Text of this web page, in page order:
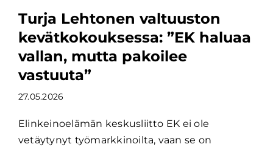
Turja Lehtonen valtuuston
kevätkokouksessa: ”EK haluaa
vallan, mutta pakoilee
vastuuta”
27.05.2026
Elinkeinoelämän keskusliitto EK ei ole
vetäytynyt työmarkkinoilta, vaan se on